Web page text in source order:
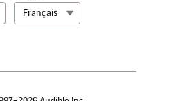
Français